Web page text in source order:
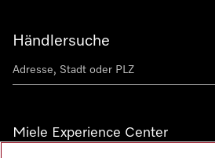
Händlersuche
Miele Experience Center